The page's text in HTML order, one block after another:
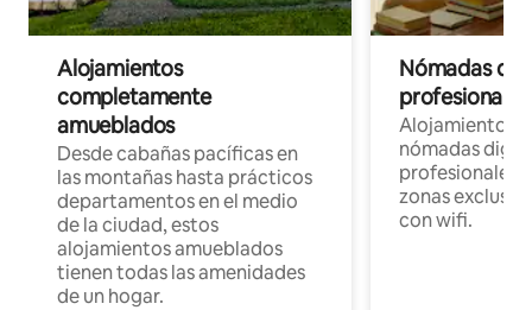
Alojamientos
completamente
amueblados
Desde cabañas pacíficas en
las montañas hasta prácticos
departamentos en el medio
de la ciudad, estos
alojamientos amueblados
tienen todas las amenidades
de un hogar.
Nómadas
Alojamientos
nómadas
profesionales
zonas
con wifi.